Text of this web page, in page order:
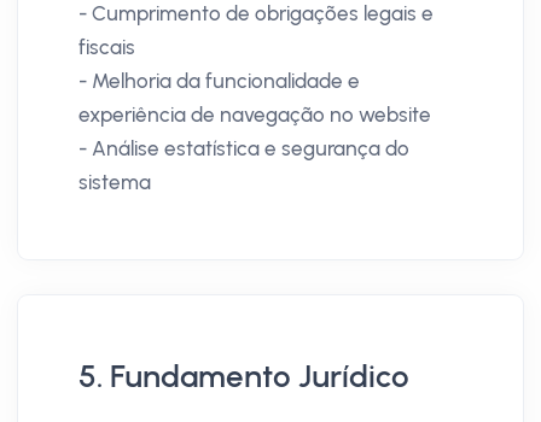
- Cumprimento de obrigações legais e
fiscais
- Melhoria da funcionalidade e
experiência de navegação no website
- Análise estatística e segurança do
sistema
5. Fundamento Jurídico